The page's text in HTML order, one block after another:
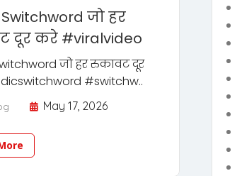
जो हर
दूर करे #viralvideo
जो हर रुकावट दूर
#switchw..
May 17, 2026